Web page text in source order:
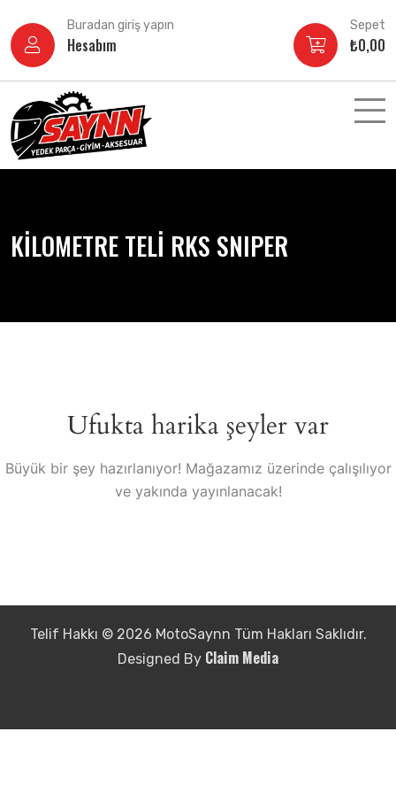
atla
Buradan giriş yapın
Hesabım
Sepet
₺0,00
KİLOMETRE TELİ RKS SNIPER
Ufukta harika şeyler var
Büyük bir şey hazırlanıyor! Mağazamız üzerinde çalışılıyor
ve yakında yayınlanacak!
Telif Hakkı © 2026 MotoSaynn Tüm Hakları Saklıdır.
Designed By Claim Media